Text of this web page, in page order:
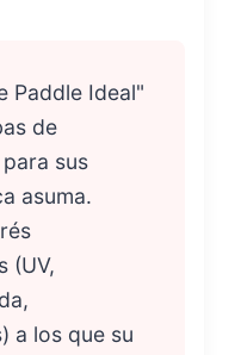
Paddle Ideal"
de
sus
asuma.
(UV,
a los que su